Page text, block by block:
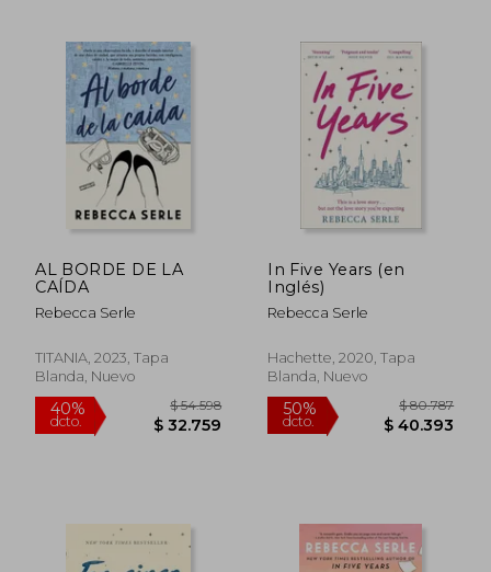
40% 50%
AL BORDE DE LA
CAÍDA
Rebecca Serle
TITANIA, 2023, Tapa
Blanda, Nuevo
In Five Years (en
Inglés)
Rebecca Serle
Hachette, 2020, Tapa
Blanda, Nuevo